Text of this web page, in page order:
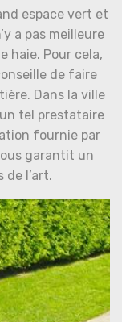
espace vert et
a pas meilleure
haie. Pour cela,
de faire
Dans la ville
tel prestataire
fournie par
garantit un
l’art.